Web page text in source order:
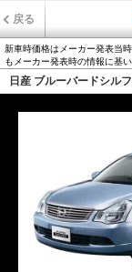
戻る
新車時価格はメーカー発表当
もメーカー発表時の情報に基い
日産 ブルーバードシル